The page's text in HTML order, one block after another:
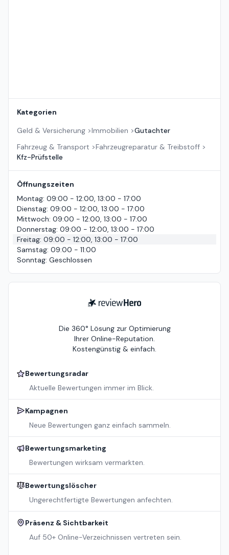
Kategorien
Geld & Versicherung >Immobilien >Gutachter
Fahrzeug & Transport >Fahrzeugreparatur & Treibstoff >
Kfz-Prüfstelle
Öffnungszeiten
Montag: 09:00 - 12:00, 13:00 - 17:00
Dienstag: 09:00 - 12:00, 13:00 - 17:00
Mittwoch: 09:00 - 12:00, 13:00 - 17:00
Donnerstag: 09:00 - 12:00, 13:00 - 17:00
Freitag: 09:00 - 12:00, 13:00 - 17:00
Samstag: 09:00 - 11:00
Sonntag: Geschlossen
ReviewHero
Die 360° Lösung zur Optimierung
Ihrer Online-Reputation.
Kostengünstig & einfach.
Bewertungsradar
Aktuelle Bewertungen immer im Blick.
Kampagnen
Neue Bewertungen ganz einfach sammeln.
Bewertungsmarketing
Bewertungen wirksam vermarkten.
Bewertungslöscher
Ungerechtfertigte Bewertungen anfechten.
Präsenz & Sichtbarkeit
Auf 50+ Online-Verzeichnissen vertreten sein.